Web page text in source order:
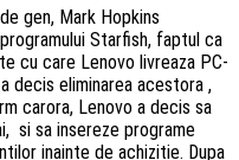
gen, Mark Hopkins
Starfish, faptul ca
cu care Lenovo livreaza PC-
decis eliminarea acestora ,
carora, Lenovo a decis sa
si sa insereze programe
inainte de achizitie. Dupa